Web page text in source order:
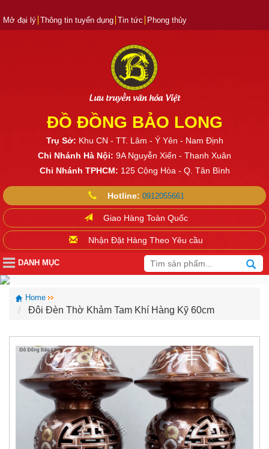
Mở đại lý Thông tin tuyển dụng Tin tức Phong thủy
Lưu truyền văn hóa Việt
ĐỒ ĐỒNG BẢO LONG
Trụ Sở: Khu CN - TT. Lâm - Ý Yên - Nam Định
Chi Nhánh Hà Nội: 9A Nguyễn Xiển - Thanh Xuân
Chi Nhánh TPHCM: 125 Cộng Hòa - Q. Tân Bình
Hotline: 0912055661
Giao Hàng Toàn Quốc
Nhận Đặt Hàng Theo Yêu cầu
DANH MỤC
Home
Đôi Đèn Thờ Khảm Tam Khí Hàng Kỹ 60cm